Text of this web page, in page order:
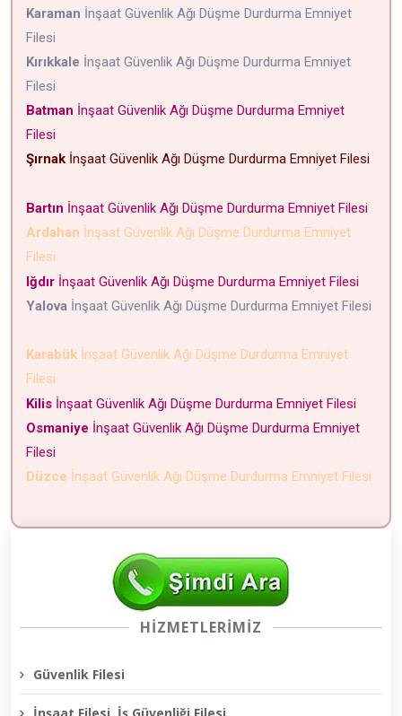
Karaman İnşaat Güvenlik Ağı Düşme Durdurma Emniyet
Filesi
Kırıkkale İnşaat Güvenlik Ağı Düşme Durdurma Emniyet
Filesi
Batman İnşaat Güvenlik Ağı Düşme Durdurma Emniyet
Filesi
Şırnak İnşaat Güvenlik Ağı Düşme Durdurma Emniyet Filesi
Bartın İnşaat Güvenlik Ağı Düşme Durdurma Emniyet Filesi
Ardahan İnşaat Güvenlik Ağı Düşme Durdurma Emniyet
Filesi
Iğdır İnşaat Güvenlik Ağı Düşme Durdurma Emniyet Filesi
Yalova İnşaat Güvenlik Ağı Düşme Durdurma Emniyet Filesi
Karabük İnşaat Güvenlik Ağı Düşme Durdurma Emniyet
Filesi
Kilis İnşaat Güvenlik Ağı Düşme Durdurma Emniyet Filesi
Osmaniye İnşaat Güvenlik Ağı Düşme Durdurma Emniyet
Filesi
Düzce İnşaat Güvenlik Ağı Düşme Durdurma Emniyet Filesi
HİZMETLERİMİZ
Güvenlik Filesi